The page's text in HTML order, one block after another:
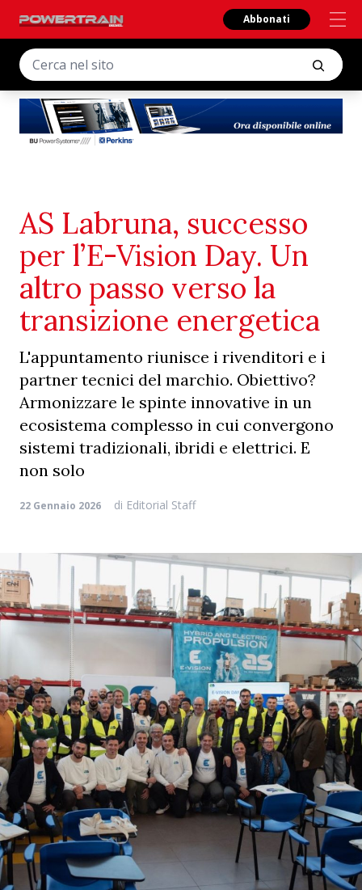
Abbonati
AS Labruna, successo
per l’E-Vision Day. Un
altro passo verso la
transizione energetica
L'appuntamento riunisce i rivenditori e i
partner tecnici del marchio. Obiettivo?
Armonizzare le spinte innovative in un
ecosistema complesso in cui convergono
sistemi tradizionali, ibridi e elettrici. E
non solo
22 Gennaio 2026 di Editorial Staff